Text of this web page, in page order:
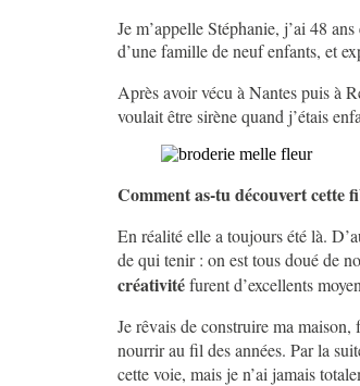
Je m’appelle Stéphanie, j’ai 48
d’une famille de neuf enfants, et
Après avoir vécu à Nantes puis à
voulait être sirène quand j’étais
Comment as-tu découvert cette
En réalité elle a toujours été là.
de qui tenir : on est tous doué de
créativitéfurent d’excellents
Je rêvais de construire ma maison,
nourrir au fil des années. Par la
cette voie, mais je n’ai jamais